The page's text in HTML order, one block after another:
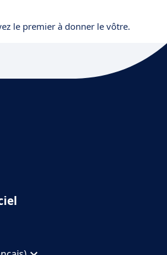
le premier à donner le vôtre.